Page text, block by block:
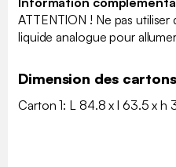
ATTENTION ! Ne pas
liquide analogue pour
Dimension des cartons
Carton 1: L 84.8 x l 63.5 x h